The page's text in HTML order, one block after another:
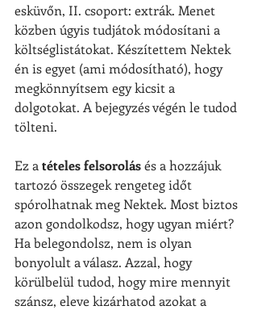
esküvőn, II. csoport: extrák. Menet
közben úgyis tudjátok módosítani a
költséglistátokat. Készítettem Nektek
én is egyet (ami módosítható), hogy
megkönnyítsem egy kicsit a
dolgotokat. A bejegyzés végén le tudod
tölteni.
Ez a tételes felsorolás és a hozzájuk
tartozó összegek rengeteg időt
spórolhatnak meg Nektek. Most biztos
azon gondolkodsz, hogy ugyan miért?
Ha belegondolsz, nem is olyan
bonyolult a válasz. Azzal, hogy
körülbelül tudod, hogy mire mennyit
szánsz, eleve kizárhatod azokat a